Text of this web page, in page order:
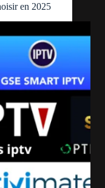
en 2025